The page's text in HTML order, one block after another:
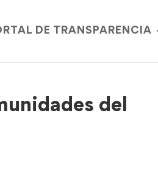
DE TRANSPARENCIA
del